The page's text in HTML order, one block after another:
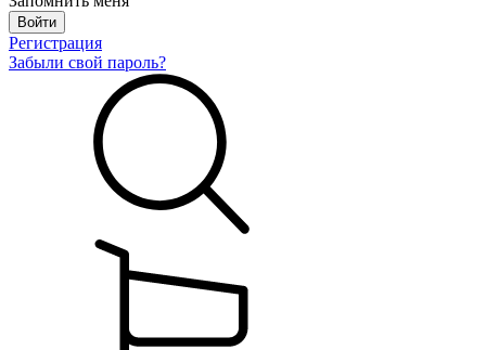
Регистрация
Забыли свой пароль?